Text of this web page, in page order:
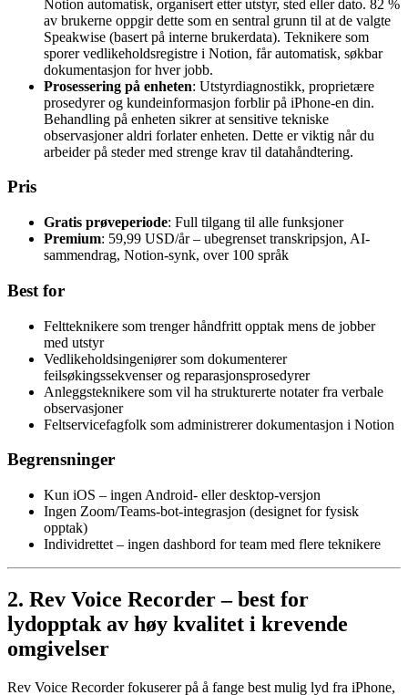
Notion automatisk, organisert etter utstyr, sted eller dato. 82 %
av brukerne oppgir dette som en sentral grunn til at de valgte
Speakwise (basert på interne brukerdata). Teknikere som
sporer vedlikeholdsregistre i Notion, får automatisk, søkbar
dokumentasjon for hver jobb.
Prosessering på enheten: Utstyrdiagnostikk, proprietære
prosedyrer og kundeinformasjon forblir på iPhone-en din.
Behandling på enheten sikrer at sensitive tekniske
observasjoner aldri forlater enheten. Dette er viktig når du
arbeider på steder med strenge krav til datahåndtering.
Pris
Gratis prøveperiode: Full tilgang til alle funksjoner
Premium: 59,99 USD/år – ubegrenset transkripsjon, AI-
sammendrag, Notion-synk, over 100 språk
Best for
Feltteknikere som trenger håndfritt opptak mens de jobber
med utstyr
Vedlikeholdsingeniører som dokumenterer
feilsøkingssekvenser og reparasjonsprosedyrer
Anleggsteknikere som vil ha strukturerte notater fra verbale
observasjoner
Feltservicefagfolk som administrerer dokumentasjon i Notion
Begrensninger
Kun iOS – ingen Android- eller desktop-versjon
Ingen Zoom/Teams-bot-integrasjon (designet for fysisk
opptak)
Individrettet – ingen dashbord for team med flere teknikere
2. Rev Voice Recorder – best for
lydopptak av høy kvalitet i krevende
omgivelser
Rev Voice Recorder fokuserer på å fange best mulig lyd fra iPhone,